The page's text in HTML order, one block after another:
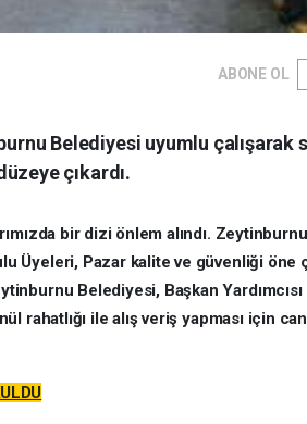
ABONE OL
Belediyesi uyumlu çalışarak
çıkardı.
bir dizi önlem alındı.
Üyeleri, Pazar kalite ve güvenliği öne
Belediyesi, Başkan
rahatlığı ile alış veriş yapması için